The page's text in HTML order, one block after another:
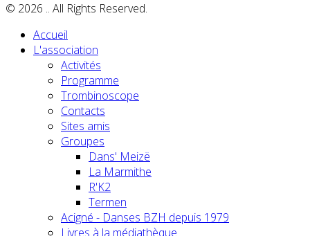
© 2026 .. All Rights Reserved.
Accueil
L'association
Activités
Programme
Trombinoscope
Contacts
Sites amis
Groupes
Dans' Meizë
La Marmithe
R'K2
Termen
Acigné - Danses BZH depuis 1979
Livres à la médiathèque